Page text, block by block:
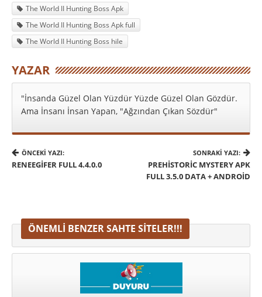
The World II Hunting Boss Apk
The World II Hunting Boss Apk full
The World II Hunting Boss hile
YAZAR
"İnsanda Güzel Olan Yüzdür Yüzde Güzel Olan Gözdür.
Ama İnsanı İnsan Yapan, "Ağzından Çıkan Sözdür"
ÖNCEKI YAZI:
RENEEGIFER FULL 4.4.0.0
SONRAKI YAZI:
PREHISTORIC MYSTERY APK
FULL 3.5.0 DATA + ANDROID
ÖNEMLI BENZER SAHTE SITELER!!!